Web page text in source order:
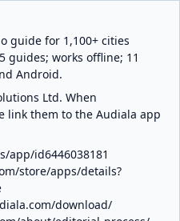
guide for 1,100+ cities
guides; works offline; 11
Android.
Ltd. When
link them to the Audiala app
app/id6446038181
store/apps/details?
download/